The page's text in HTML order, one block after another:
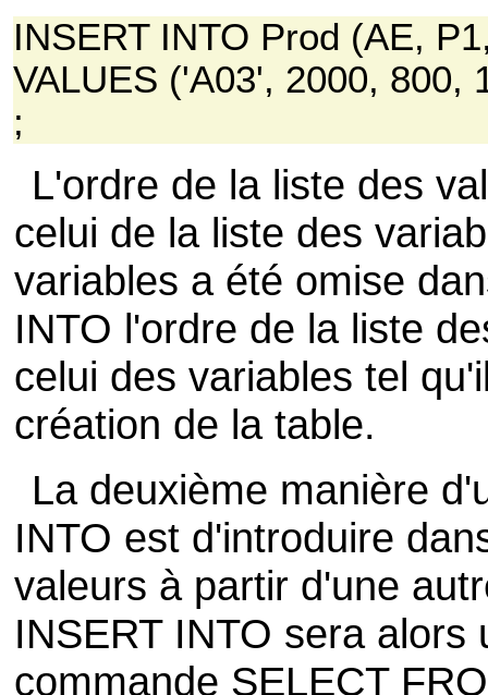
INSERT INTO Prod (AE,
VALUES ('A03', 2000, 800,
;
L'ordre de la liste des
celui de la liste des
variables a été omise
INTO l'ordre de la liste
celui des variables tel
création de la table.
La deuxième manière
INTO est d'introduire
valeurs à partir d'une
INSERT INTO sera
commande SELECT